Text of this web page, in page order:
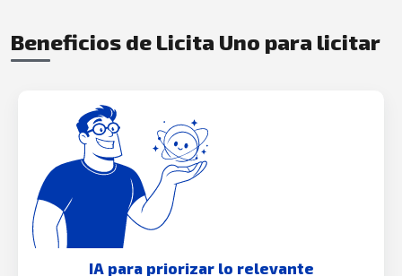
Beneficios de Licita Uno para licitar
IA para priorizar lo relevante